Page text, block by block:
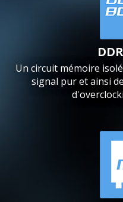
Un circuit mémoire
signal pur et ainsi